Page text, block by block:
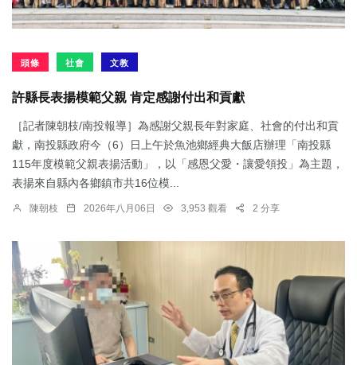
頭條 社會 文教
許縣長表揚模範父親 肯定感謝付出和貢獻
［記者陳朝枝/南投報導］為感謝父親長年對家庭、社會的付出和貢
獻，南投縣政府今（6）日上午於魚池鄉經典大飯店辦理「南投縣
115年度模範父親表揚活動」，以「感恩父愛・讓愛領投」為主題，
表揚來自縣內各鄉鎮市共16位模...
陳朝枝 2026年八月06日 3,953 觀看 2 分享